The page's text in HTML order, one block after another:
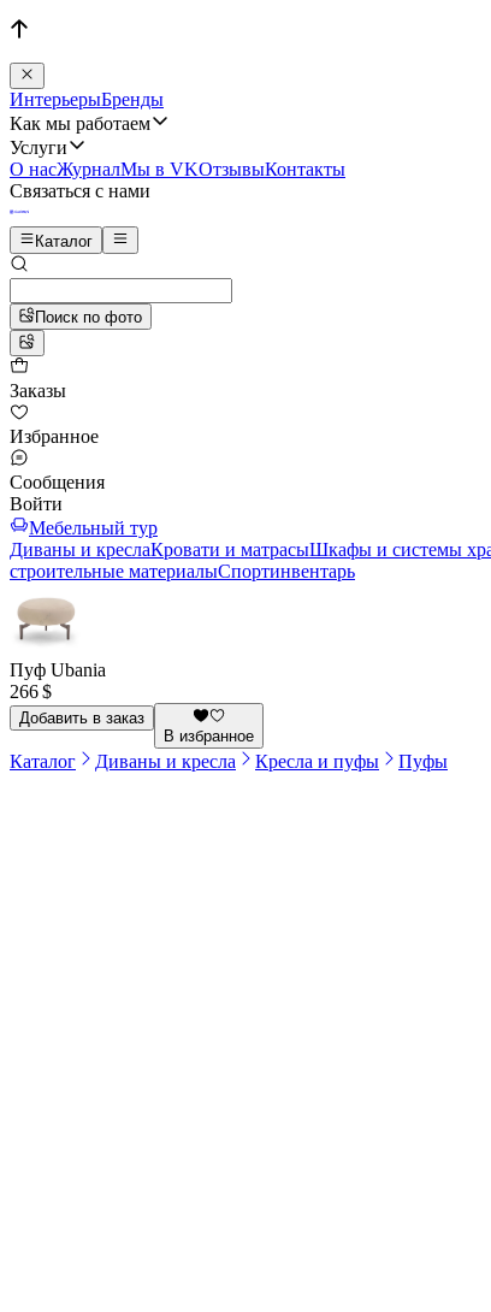
ИнтерьерыБренды
Как мы работаем
Услуги
О насЖурналМы в VKОтзывыКонтакты
Связаться с нами
Каталог
Поиск по фото
Заказы
Избранное
Сообщения
Войти
Мебельный тур
Диваны и креслаКровати и матрасыШкафы и системы
строительные материалыСпортинвентарь
Пуф Ubania
266 $
Добавить в заказ
В избранное
Каталог Диваны и кресла Кресла и пуфы Пуфы